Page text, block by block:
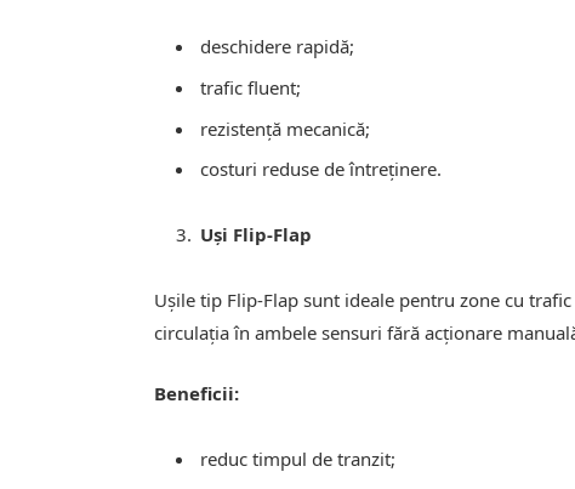
deschidere rapidă;
trafic fluent;
rezistență mecanică;
costuri reduse de întreținere.
Uși Flip-Flap
Ușile tip Flip-Flap sunt ideale pentru zone cu
circulația în ambele sensuri fără acționare
Beneficii:
reduc timpul de tranzit;